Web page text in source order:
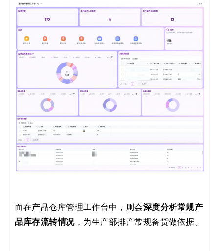
而在产品仓库管理工作台中，则会深度分析常规产
品库存流转情况，为生产部排产常规备货做依据。